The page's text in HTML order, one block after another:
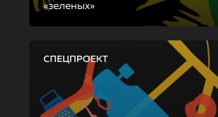
«зеленых»
СПЕЦПРОЕКТ